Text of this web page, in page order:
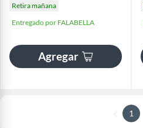
Retira mañana
Entregado por FALABELLA
Agregar
1